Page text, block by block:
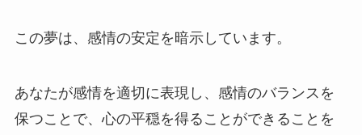
この夢は、感情の安定を暗示しています。
あなたが感情を適切に表現し、感情のバランスを
保つことで、心の平穏を得ることができることを